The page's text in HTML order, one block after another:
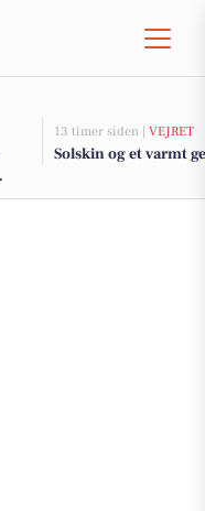
13 timer siden | VEJRET
Solskin og et varmt